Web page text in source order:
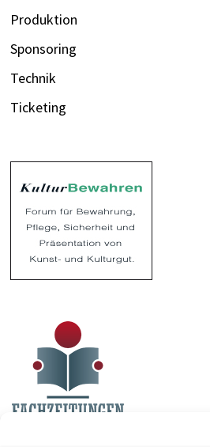
Produktion
Sponsoring
Technik
Ticketing